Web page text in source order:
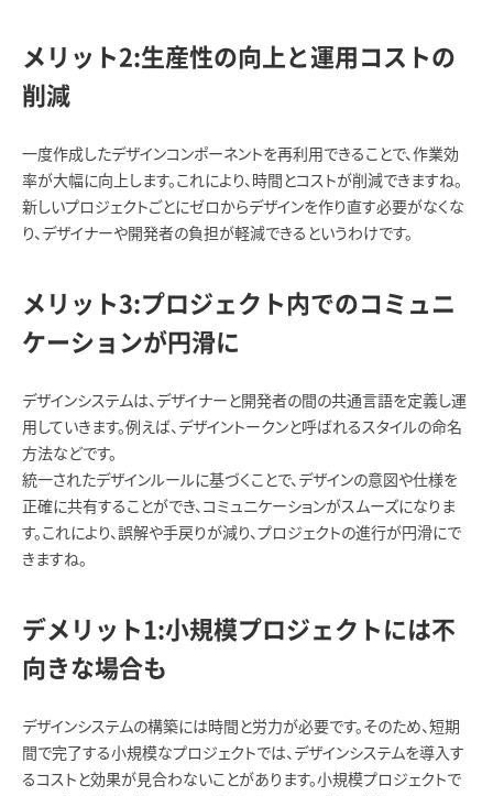
メリット2:生産性の向上と運用コストの
削減
一度作成したデザインコンポーネントを再利用できることで、作業効
率が大幅に向上します。これにより、時間とコストが削減できますね。
新しいプロジェクトごとにゼロからデザインを作り直す必要がなくな
り、デザイナーや開発者の負担が軽減できるというわけです。
メリット3:プロジェクト内でのコミュニ
ケーションが円滑に
デザインシステムは、デザイナーと開発者の間の共通言語を定義し運
用していきます。例えば、デザイントークンと呼ばれるスタイルの命名
方法などです。
統一されたデザインルールに基づくことで、デザインの意図や仕様を
正確に共有することができ、コミュニケーションがスムーズになりま
す。これにより、誤解や手戻りが減り、プロジェクトの進行が円滑にで
きますね。
デメリット1:小規模プロジェクトには不
向きな場合も
デザインシステムの構築には時間と労力が必要です。そのため、短期
間で完了する小規模なプロジェクトでは、デザインシステムを導入す
るコストと効果が見合わないことがあります。小規模プロジェクトで